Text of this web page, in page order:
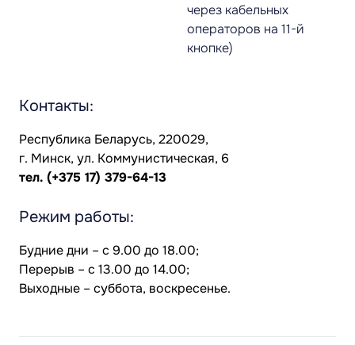
через кабельных
операторов на 11-й
кнопке)
Контакты:
Республика Беларусь, 220029,
г. Минск, ул. Коммунистическая, 6
тел. (+375 17) 379-64-13
Режим работы:
Будние дни – с 9.00 до 18.00;
Перерыв – с 13.00 до 14.00;
Выходные – суббота, воскресенье.